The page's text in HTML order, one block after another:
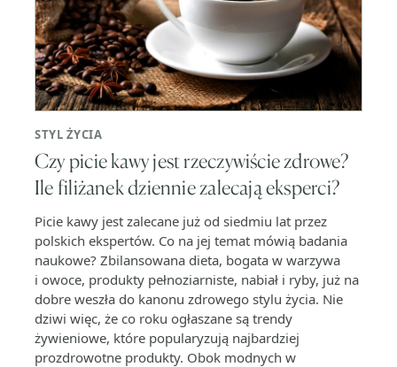
STYL ŻYCIA
Czy picie kawy jest rzeczywiście zdrowe?
Ile filiżanek dziennie zalecają eksperci?
Picie kawy jest zalecane już od siedmiu lat przez
polskich ekspertów. Co na jej temat mówią badania
naukowe? Zbilansowana dieta, bogata w warzywa
i owoce, produkty pełnoziarniste, nabiał i ryby, już na
dobre weszła do kanonu zdrowego stylu życia. Nie
dziwi więc, że co roku ogłaszane są trendy
żywieniowe, które popularyzują najbardziej
prozdrowotne produkty. Obok modnych w